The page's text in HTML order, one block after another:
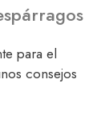
para el
consejos